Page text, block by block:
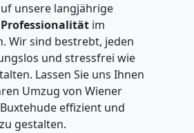
unsere langjährige
Professionalität im
Wir sind bestrebt, jeden
und stressfrei wie
Lassen Sie uns Ihnen
Umzug von Wiener
effizient und
gestalten.